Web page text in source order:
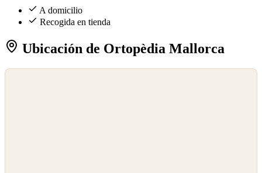
A domicilio
Recogida en tienda
Ubicación de Ortopèdia Mallorca